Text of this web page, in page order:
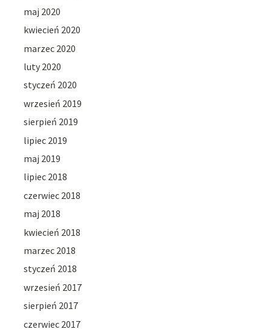
maj 2020
kwiecień 2020
marzec 2020
luty 2020
styczeń 2020
wrzesień 2019
sierpień 2019
lipiec 2019
maj 2019
lipiec 2018
czerwiec 2018
maj 2018
kwiecień 2018
marzec 2018
styczeń 2018
wrzesień 2017
sierpień 2017
czerwiec 2017